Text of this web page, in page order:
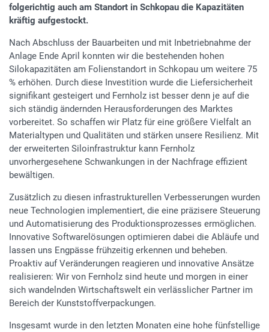
folgerichtig auch am Standort in Schkopau die Kapazitäten
kräftig aufgestockt.
Nach Abschluss der Bauarbeiten und mit Inbetriebnahme der
Anlage Ende April konnten wir die bestehenden hohen
Silokapazitäten am Folienstandort in Schkopau um weitere 75
% erhöhen. Durch diese Investition wurde die Liefersicherheit
signifikant gesteigert und Fernholz ist besser denn je auf die
sich ständig ändernden Herausforderungen des Marktes
vorbereitet. So schaffen wir Platz für eine größere Vielfalt an
Materialtypen und Qualitäten und stärken unsere Resilienz. Mit
der erweiterten Siloinfrastruktur kann Fernholz
unvorhergesehene Schwankungen in der Nachfrage effizient
bewältigen.
Zusätzlich zu diesen infrastrukturellen Verbesserungen wurden
neue Technologien implementiert, die eine präzisere Steuerung
und Automatisierung des Produktionsprozesses ermöglichen.
Innovative Softwarelösungen optimieren dabei die Abläufe und
lassen uns Engpässe frühzeitig erkennen und beheben.
Proaktiv auf Veränderungen reagieren und innovative Ansätze
realisieren: Wir von Fernholz sind heute und morgen in einer
sich wandelnden Wirtschaftswelt ein verlässlicher Partner im
Bereich der Kunststoffverpackungen.
Insgesamt wurde in den letzten Monaten eine hohe fünfstellige